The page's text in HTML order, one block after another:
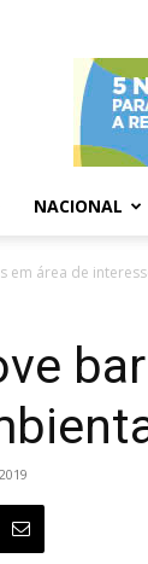
NACIONAL
em área de